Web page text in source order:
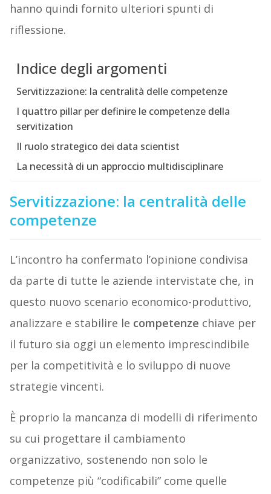
hanno quindi fornito ulteriori spunti di
riflessione.
Indice degli argomenti
Servitizzazione: la centralità delle competenze
I quattro pillar per definire le competenze della
servitization
Il ruolo strategico dei data scientist
La necessità di un approccio multidisciplinare
Servitizzazione: la centralità delle
competenze
L’incontro ha confermato l’opinione condivisa
da parte di tutte le aziende intervistate che, in
questo nuovo scenario economico-produttivo,
analizzare e stabilire le competenze chiave per
il futuro sia oggi un elemento imprescindibile
per la competitività e lo sviluppo di nuove
strategie vincenti.
È proprio la mancanza di modelli di riferimento
su cui progettare il cambiamento
organizzativo, sostenendo non solo le
competenze più “codificabili” come quelle